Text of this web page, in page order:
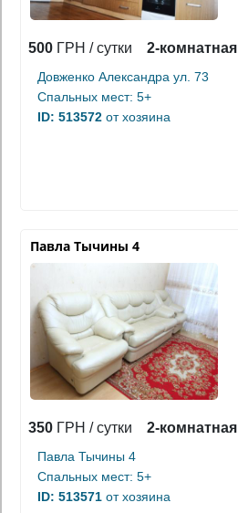
500 ГРН / сутки 2-комнатная
Довженко Александра ул. 73
Спальных мест: 5+
ID: 513572 от хозяина
Павла Тычины 4
350 ГРН / сутки 2-комнатная
Павла Тычины 4
Спальных мест: 5+
ID: 513571 от хозяина